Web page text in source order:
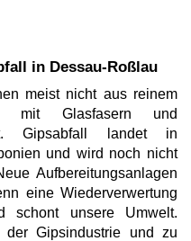
in Dessau-Roßlau
meist nicht aus reinem
Glasfasern und
Gipsabfall landet in
und wird noch nicht
Aufbereitungsanlagen
eine Wiederverwertung
schont unsere Umwelt.
Gipsindustrie und zu